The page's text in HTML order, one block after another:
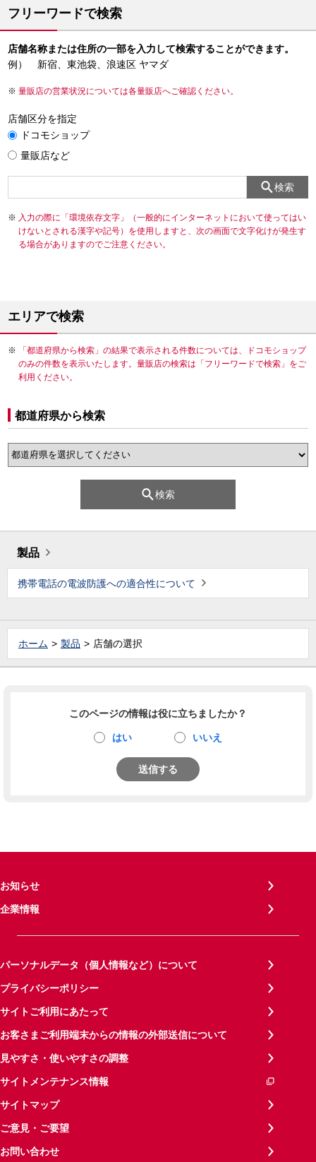
フリーワードで検索
店舗名称または住所の一部を入力して検索することができます。
例） 新宿、東池袋、浪速区 ヤマダ
量販店の営業状況については各量販店へご確認ください。
店舗区分を指定
ドコモショップ
量販店など
検索
入力の際に「環境依存文字」（一般的にインターネットにおいて使ってはい
けないとされる漢字や記号）を使用しますと、次の画面で文字化けが発生す
る場合がありますのでご注意ください。
エリアで検索
「都道府県から検索」の結果で表示される件数については、ドコモショップ
のみの件数を表示いたします。量販店の検索は「フリーワードで検索」をご
利用ください。
都道府県から検索
検索
製品
携帯電話の電波防護への適合性について
ホーム 製品 店舗の選択
このページの情報は役に立ちましたか？
はい いいえ
送信する
お知らせ
企業情報
パーソナルデータ（個人情報など）について
プライバシーポリシー
サイトご利用にあたって
お客さまご利用端末からの情報の外部送信について
見やすさ・使いやすさの調整
サイトメンテナンス情報
サイトマップ
ご意見・ご要望
お問い合わせ